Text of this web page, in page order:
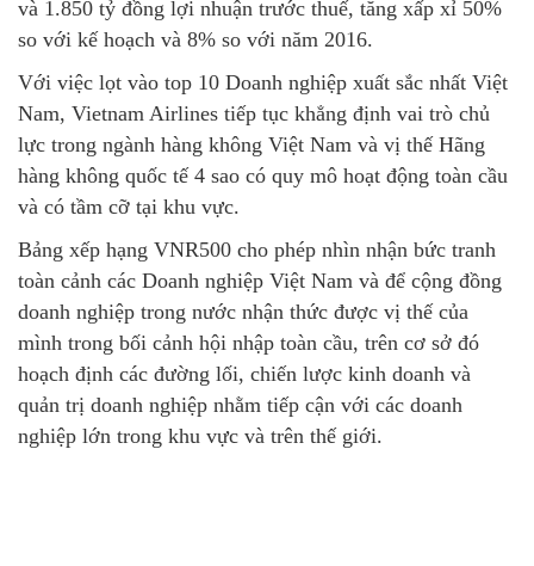
và 1.850 tỷ đồng lợi nhuận trước thuế, tăng xấp xỉ 50%
so với kế hoạch và 8% so với năm 2016.
Với việc lọt vào top 10 Doanh nghiệp xuất sắc nhất Việt
Nam, Vietnam Airlines tiếp tục khẳng định vai trò chủ
lực trong ngành hàng không Việt Nam và vị thế Hãng
hàng không quốc tế 4 sao có quy mô hoạt động toàn cầu
và có tầm cỡ tại khu vực.
Bảng xếp hạng VNR500 cho phép nhìn nhận bức tranh
toàn cảnh các Doanh nghiệp Việt Nam và để cộng đồng
doanh nghiệp trong nước nhận thức được vị thế của
mình trong bối cảnh hội nhập toàn cầu, trên cơ sở đó
hoạch định các đường lối, chiến lược kinh doanh và
quản trị doanh nghiệp nhằm tiếp cận với các doanh
nghiệp lớn trong khu vực và trên thế giới.